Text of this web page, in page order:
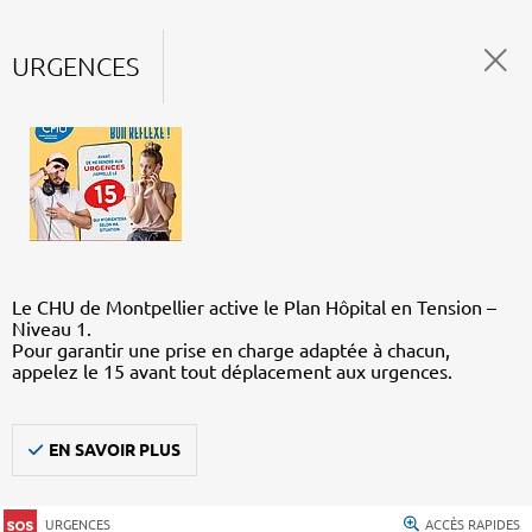
URGENCES
Le CHU de Montpellier active le Plan Hôpital en Tension –
Niveau 1.
Pour garantir une prise en charge adaptée à chacun,
appelez le 15 avant tout déplacement aux urgences.
EN SAVOIR PLUS
URGENCES ACCÈS RAPIDES